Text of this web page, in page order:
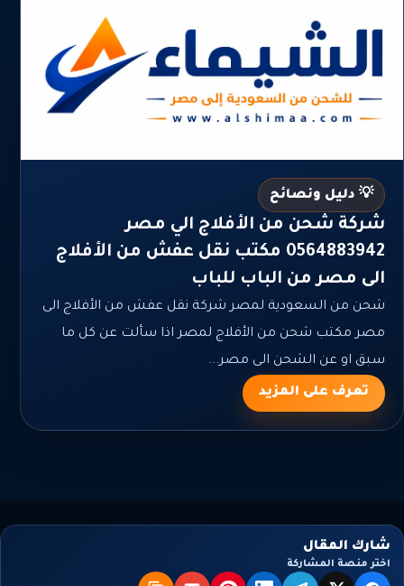
💡 دليل ونصائح
شركة شحن من الأفلاج الي مصر
0564883942 مكتب نقل عفش من الأفلاج
الى مصر من الباب للباب
شحن من السعودية لمصر شركة نقل عفش من الأفلاج الى
مصر مكتب شحن من الأفلاج لمصر اذا سألت عن كل ما
سبق او عن الشحن الى مصر...
تعرف على المزيد
شارك المقال
اختر منصة المشاركة